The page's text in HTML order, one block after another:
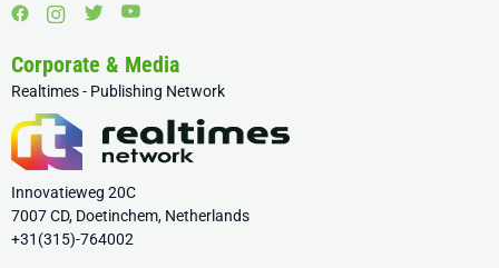
Corporate & Media
Realtimes - Publishing Network
Innovatieweg 20C
7007 CD, Doetinchem, Netherlands
+31(315)-764002